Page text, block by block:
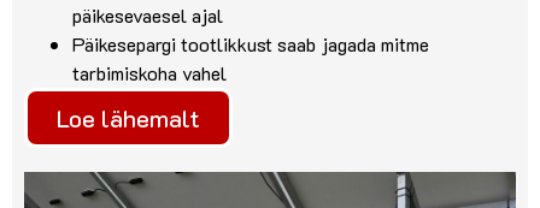
päikesevaesel ajal
Päikesepargi tootlikkust saab jagada mitme
tarbimiskoha vahel
Loe lähemalt